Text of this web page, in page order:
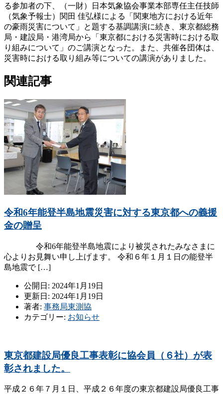
る参加者の下、（一財）日本気象協会事業本部専任主任技師
（気象予報士）関田 佳弘様による「関東地方における近年
の豪雨災害について」と題する基調講演に続き、東京都総務
局・建設局・港湾局から「東京都における災害時における取
り組みについて」のご講演となった。また、共催各団体は、
災害時における取り組み等についての講演がありました。
関連記事
令和6年能登半島地震災害に対する東京都への義援
金の贈呈
令和6年能登半島地震により被災されたみなさまに
心よりお見舞い申し上げます。 令和６年１月１日の能登半
島地震で […]
公開日: 2024年1月19日
更新日: 2024年1月19日
著者: 事務局東測協
カテゴリー: お知らせ
東京都建設局優良工事表彰に協会員（６社）が表
彰されました。
平成２６年７月１日、平成２６年度の東京都建設局優良工事